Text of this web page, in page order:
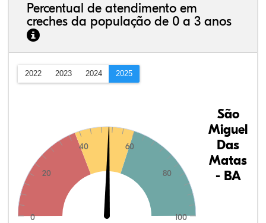
Percentual de atendimento em
creches da população de 0 a 3 anos
2022 2023 2024 2025
0
20
40 60
80
100
São
Miguel
Das
Matas
- BA